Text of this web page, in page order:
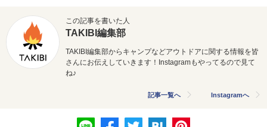
この記事を書いた人
TAKIBI編集部
TAKIBI編集部からキャンプなどアウトドアに関する情報を皆
さんにお伝えしていきます！Instagramもやってるので見て
ね♪
記事一覧へ Instagramへ